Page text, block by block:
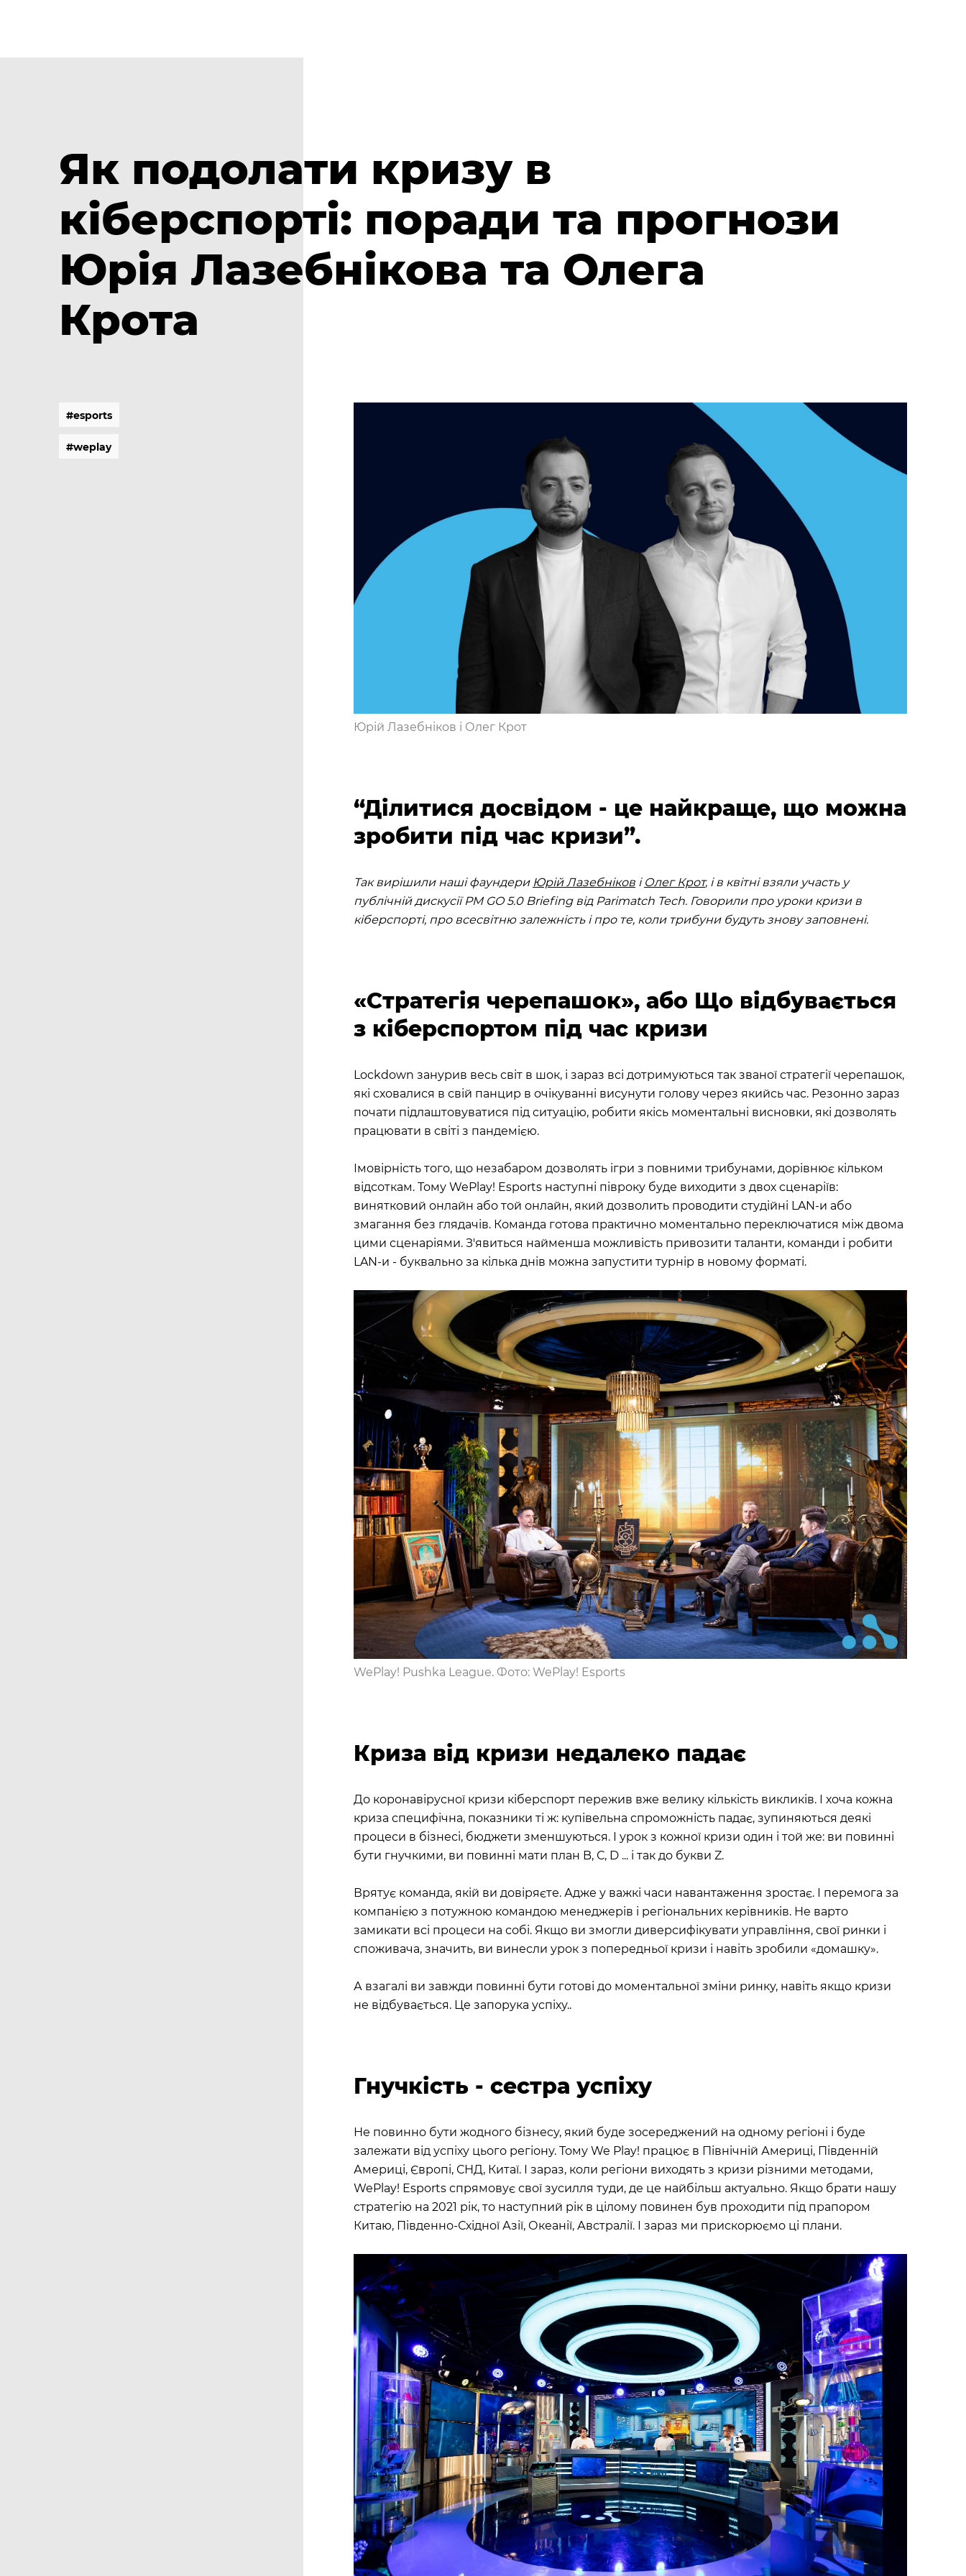
Як подолати кризу в
кіберспорті: поради та прогнози
Юрія Лазебнікова та Олега
Крота
#esports
#weplay
Юрій Лазебніков і Олег Крот
“Ділитися досвідом - це найкраще, що можна
зробити під час кризи”.
Так вирішили наші фаундери Юрій Лазебніков і Олег Крот, і в квітні взяли участь у
публічній дискусії PM GO 5.0 Briefing від Parimatch Tech. Говорили про уроки кризи в
кіберспорті, про всесвітню залежність і про те, коли трибуни будуть знову заповнені.
«Стратегія черепашок», або Що відбувається
з кіберспортом під час кризи
Lockdown занурив весь світ в шок, і зараз всі дотримуються так званої стратегії черепашок,
які сховалися в свій панцир в очікуванні висунути голову через якийсь час. Резонно зараз
почати підлаштовуватися під ситуацію, робити якісь моментальні висновки, які дозволять
працювати в світі з пандемією.
Імовірність того, що незабаром дозволять ігри з повними трибунами, дорівнює кільком
відсоткам. Тому WePlay! Esports наступні півроку буде виходити з двох сценаріїв:
винятковий онлайн або той онлайн, який дозволить проводити студійні LAN-и або
змагання без глядачів. Команда готова практично моментально переключатися між двома
цими сценаріями. З'явиться найменша можливість привозити таланти, команди і робити
LAN-и - буквально за кілька днів можна запустити турнір в новому форматі.
WePlay! Pushka League. Фото: WePlay! Esports
Криза від кризи недалеко падає
До коронавірусної кризи кіберспорт пережив вже велику кількість викликів. І хоча кожна
криза специфічна, показники ті ж: купівельна спроможність падає, зупиняються деякі
процеси в бізнесі, бюджети зменшуються. І урок з кожної кризи один і той же: ви повинні
бути гнучкими, ви повинні мати план B, С, D ... і так до букви Z.
Врятує команда, якій ви довіряєте. Адже у важкі часи навантаження зростає. І перемога за
компанією з потужною командою менеджерів і регіональних керівників. Не варто
замикати всі процеси на собі. Якщо ви змогли диверсифікувати управління, свої ринки і
споживача, значить, ви винесли урок з попередньої кризи і навіть зробили «домашку».
А взагалі ви завжди повинні бути готові до моментальної зміни ринку, навіть якщо кризи
не відбувається. Це запорука успіху..
Гнучкість - сестра успіху
Не повинно бути жодного бізнесу, який буде зосереджений на одному регіоні і буде
залежати від успіху цього регіону. Тому We Play! працює в Північній Америці, Південній
Америці, Європі, СНД, Китаї. І зараз, коли регіони виходять з кризи різними методами,
WePlay! Esports спрямовує свої зусилля туди, де це найбільш актуально. Якщо брати нашу
стратегію на 2021 рік, то наступний рік в цілому повинен був проходити під прапором
Китаю, Південно-Східної Азії, Океанії, Австралії. І зараз ми прискорюємо ці плани.